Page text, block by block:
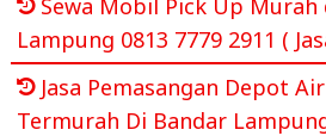
Lampung 0813 7779 2911 (
Jasa Pemasangan Depot
Termurah Di Bandar